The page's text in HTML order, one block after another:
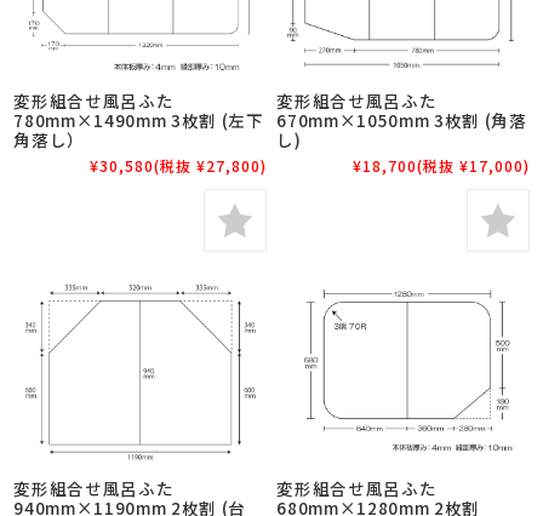
変形組合せ風呂ふた
780mm×1490mm 3枚割 (左下
角落し）
¥30,580(税抜 ¥27,800)
変形組合せ風呂ふた
670mm×1050mm 3枚割 (角落
し)
¥18,700(税抜 ¥17,000)
変形組合せ風呂ふた
940mm×1190mm 2枚割 (台
変形組合せ風呂ふた
680mm×1280mm 2枚割